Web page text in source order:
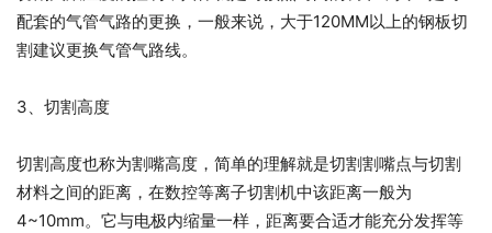
配套的气管气路的更换，一般来说，大于120MM以上的钢板切
割建议更换气管气路线。
3、切割高度
切割高度也称为割嘴高度，简单的理解就是切割割嘴点与切割
材料之间的距离，在数控等离子切割机中该距离一般为
4~10mm。它与电极内缩量一样，距离要合适才能充分发挥等